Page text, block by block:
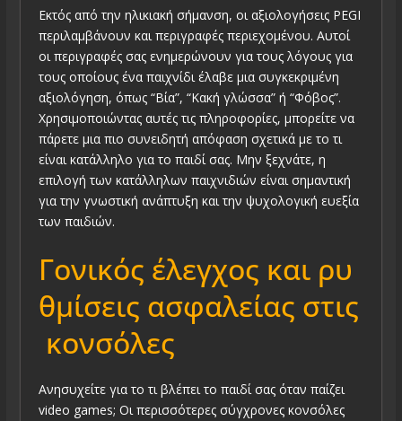
Εκτός από την ηλικιακή σήμανση, οι αξιολογήσεις PEGI
περιλαμβάνουν και περιγραφές περιεχομένου. Αυτοί
οι περιγραφές σας ενημερώνουν για τους λόγους για
τους οποίους ένα παιχνίδι έλαβε μια συγκεκριμένη
αξιολόγηση, όπως “Βία”, “Κακή γλώσσα” ή “Φόβος”.
Χρησιμοποιώντας αυτές τις πληροφορίες, μπορείτε να
πάρετε μια πιο συνειδητή απόφαση σχετικά με το τι
είναι κατάλληλο για το παιδί σας. Μην ξεχνάτε, η
επιλογή των κατάλληλων παιχνιδιών είναι σημαντική
για την γνωστική ανάπτυξη και την ψυχολογική ευεξία
των παιδιών.
Γονικός έλεγχος και ρυ
θμίσεις ασφαλείας στις
κονσόλες
Ανησυχείτε για το τι βλέπει το παιδί σας όταν παίζει
video games; Οι περισσότερες σύγχρονες κονσόλες